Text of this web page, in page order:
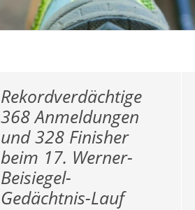
Rekordverdächtige
368 Anmeldungen
und 328 Finisher
beim 17. Werner-
Beisiegel-
Gedächtnis-Lauf